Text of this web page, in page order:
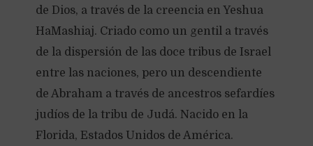
de Dios, a través de la creencia en Yeshua
HaMashiaj. Criado como un gentil a través
de la dispersión de las doce tribus de Israel
entre las naciones, pero un descendiente
de Abraham a través de ancestros sefardíes
judíos de la tribu de Judá. Nacido en la
Florida, Estados Unidos de América.